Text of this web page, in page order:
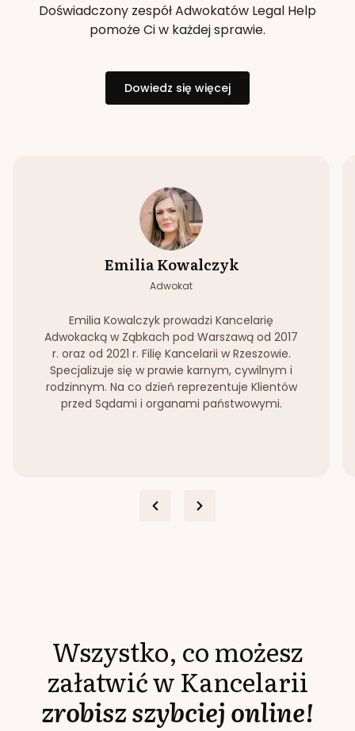
Doświadczony zespół Adwokatów Legal Help
pomoże Ci w każdej sprawie.
Dowiedz się więcej
Emilia Kowalczyk
Adwokat
Emilia Kowalczyk prowadzi Kancelarię
Adwokacką w Ząbkach pod Warszawą od 2017
r. oraz od 2021 r. Filię Kancelarii w Rzeszowie.
Specjalizuje się w prawie karnym, cywilnym i
rodzinnym. Na co dzień reprezentuje Klientów
przed Sądami i organami państwowymi.
Wszystko, co możesz
załatwić w Kancelarii
zrobisz szybciej online!